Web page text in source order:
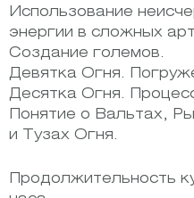
Использование
энергии в сложных
Создание големов.
Девятка Огня.
Десятка Огня.
Понятие о Вальтах,
и Тузах Огня.
Продолжительность